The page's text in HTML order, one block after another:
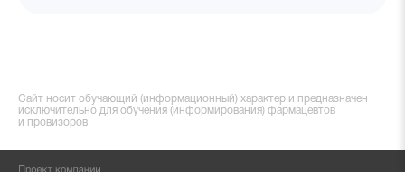
Сайт носит обучающий (информационный) характер и предназначен
исключительно для обучения (информирования) фармацевтов
и провизоров